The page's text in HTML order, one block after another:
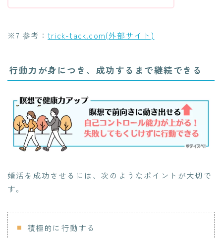
※7 参考：trick-tack.com(外部サイト)
行動力が身につき、成功するまで継続できる
婚活を成功させるには、次のようなポイントが大切で
す。
積極的に行動する